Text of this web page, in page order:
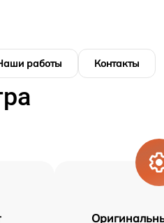
работы Контакты